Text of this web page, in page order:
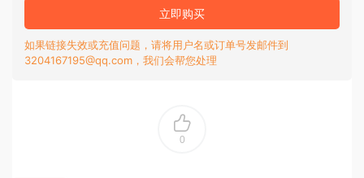
立即购买
如果链接失效或充值问题，请将用户名或订单号发邮件到
3204167195@qq.com，我们会帮您处理
0